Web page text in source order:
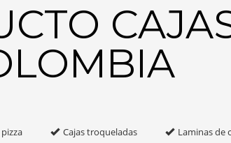
Cajas troqueladas Laminas de